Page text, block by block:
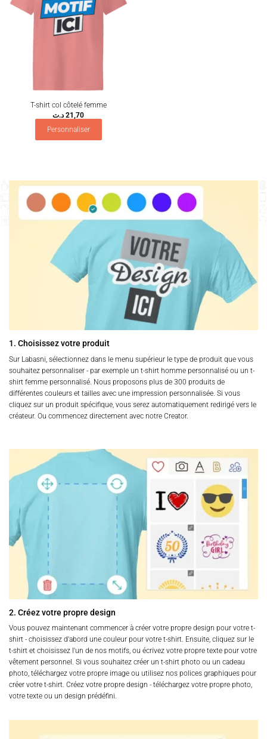
T-shirt col côtelé femme
21,70 د.ت
Personnaliser
1. Choisissez votre produit
Sur Labasni, sélectionnez dans le menu supérieur le type de produit que vous
souhaitez personnaliser - par exemple un t-shirt homme personnalisé ou un t-
shirt femme personnalisé. Nous proposons plus de 300 produits de
différentes couleurs et tailles avec une impression personnalisée. Si vous
cliquez sur un produit spécifique, vous serez automatiquement redirigé vers le
créateur. Ou commencez directement avec notre Creator.
2. Créez votre propre design
Vous pouvez maintenant commencer à créer votre propre design pour votre t-
shirt - choisissez d'abord une couleur pour votre t-shirt. Ensuite, cliquez sur le
t-shirt et choisissez l'un de nos motifs, ou écrivez votre propre texte pour votre
vêtement personnel. Si vous souhaitez créer un t-shirt photo ou un cadeau
photo, téléchargez votre propre image ou utilisez nos polices graphiques pour
créer votre t-shirt. Créez votre propre design - téléchargez votre propre photo,
votre texte ou un design prédéfini.